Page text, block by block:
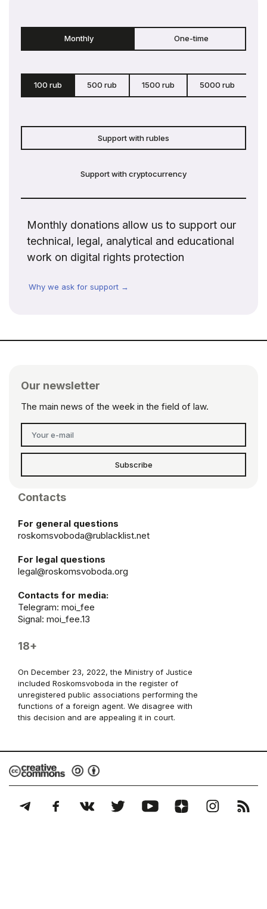
Monthly One-time
100 rub 500 rub 1500 rub 5000 rub
Support with rubles
Support with cryptocurrency
Monthly donations allow us to support our
technical, legal, analytical and educational
work on digital rights protection
Why we ask for support →
Our newsletter
The main news of the week in the field of law.
Subscribe
Contacts
For general questions
roskomsvoboda@rublacklist.net
For legal questions
legal@roskomsvoboda.org
Contacts for media:
Telegram: moi_fee
Signal: moi_fee.13
18+
On December 23, 2022, the Ministry of Justice
included Roskomsvoboda in the register of
unregistered public associations performing the
functions of a foreign agent. We disagree with
this decision and are appealing it in court.